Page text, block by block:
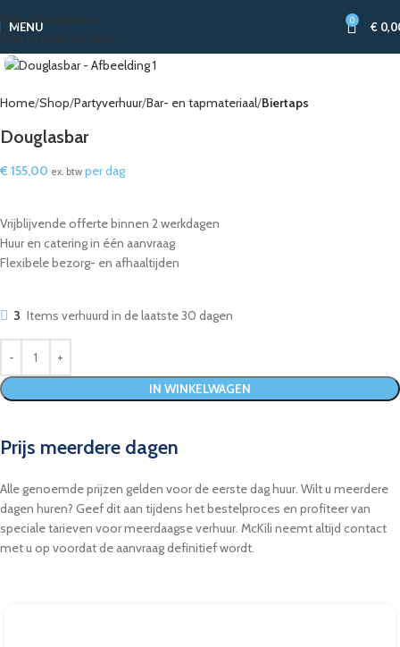
Skip to navigation
Skip to main content
MENU 0 €
Home Shop Partyverhuur Bar- en tapmateriaal Biertaps
Douglasbar
€155,00 ex. btw per dag
Vrijblijvende offerte binnen 2 werkdagen
Huur en catering in één aanvraag
Flexibele bezorg- en afhaaltijden
3 Items verhuurd in de laatste 30 dagen
IN WINKELWAGEN
Prijs meerdere dagen
Alle genoemde prijzen gelden voor de eerste dag huur. Wilt u meerdere
dagen huren? Geef dit aan tijdens het bestelproces en profiteer van
speciale tarieven voor meerdaagse verhuur. McKili neemt altijd contact
met u op voordat de aanvraag definitief wordt.